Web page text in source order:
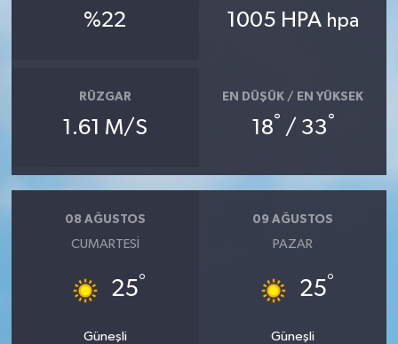
%22 1005 HPA hpa
RÜZGAR
1.61 M/S
EN DÜŞÜK / EN YÜKSEK
18° / 33°
08 AĞUSTOS
CUMARTESI
25°
Güneşli
09 AĞUSTOS
PAZAR
25°
Güneşli